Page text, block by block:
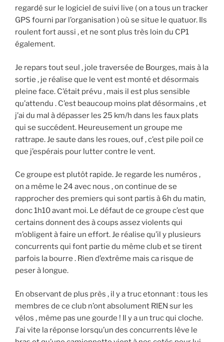
regardé sur le logiciel de suivi live ( on a tous un tracker
GPS fourni par l’organisation ) où se situe le quatuor. Ils
roulent fort aussi , et ne sont plus très loin du CP1
également.
Je repars tout seul , jole traversée de Bourges, mais à la
sortie , je réalise que le vent est monté et désormais
pleine face. C’était prévu , mais il est plus sensible
qu’attendu . C’est beaucoup moins plat désormains , et
j’ai du mal à dépasser les 25 km/h dans les faux plats
qui se succédent. Heureusement un groupe me
rattrape. Je saute dans les roues, ouf , c’est pile poil ce
que j’espérais pour lutter contre le vent.
Ce groupe est plutôt rapide. Je regarde les numéros ,
on a même le 24 avec nous , on continue de se
rapprocher des premiers qui sont partis à 6h du matin,
donc 1h10 avant moi. Le défaut de ce groupe c’est que
certains donnent des à coups assez violents qui
m’obligent à faire un effort. Je réalise qu’il y plusieurs
concurrents qui font partie du même club et se tirent
parfois la bourre . Rien d’extrême mais ca risque de
peser à longue.
En observant de plus près , il y a truc etonnant : tous les
membres de ce club n’ont absolument RIEN sur les
vélos , même pas une gourde ! Il y a un truc qui cloche.
J’ai vite la réponse lorsqu’un des concurrents lêve le